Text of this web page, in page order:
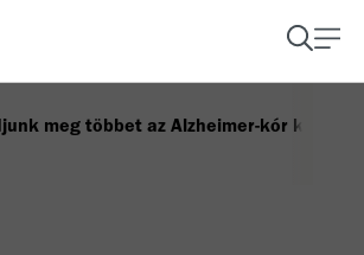
meg többet az Alzheimer-kór